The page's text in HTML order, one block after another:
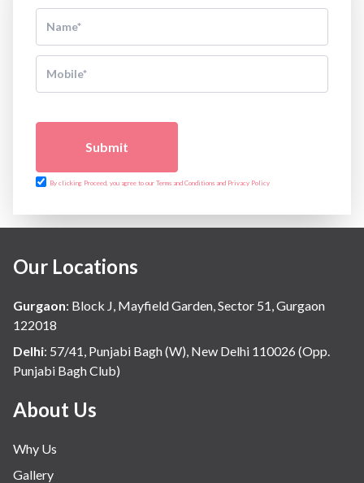
Submit
By clicking Proceed, you agree to our Terms and Conditions and Privacy Policy
Our Locations
Gurgaon: Block J, Mayfield Garden, Sector 51, Gurgaon
122018
Delhi: 57/41, Punjabi Bagh (W), New Delhi 110026 (Opp.
Punjabi Bagh Club)
About Us
Why Us
Gallery